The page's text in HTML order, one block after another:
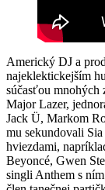
Americký DJ a
najeklektickejším
súčasťou mnohých
Major Lazer,
Jack Ü, Markom
mu sekundovali
hviezdami,
Beyoncé, Gwen
singli Anthem s